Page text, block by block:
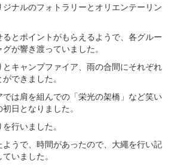
ジナルのフォトラリーとオリエンテーリン
とポイントがもらえるようで、各グルー
が響き渡っていました。
キャンプファイア、雨の合間にそれぞれ
できました。
は肩を組んでの「栄光の架橋」など笑い
日となりました。
行いました。
うで、時間があったので、大繩を行い記
いました。